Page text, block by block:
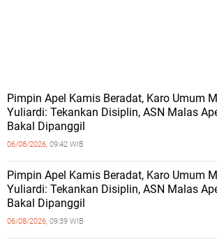
Pimpin Apel Kamis Beradat, Karo Umum
Yuliardi: Tekankan Disiplin, ASN Malas
Bakal Dipanggil
06/08/2026, 09:42 WIB
Pimpin Apel Kamis Beradat, Karo Umum
Yuliardi: Tekankan Disiplin, ASN Malas
Bakal Dipanggil
06/08/2026, 09:39 WIB